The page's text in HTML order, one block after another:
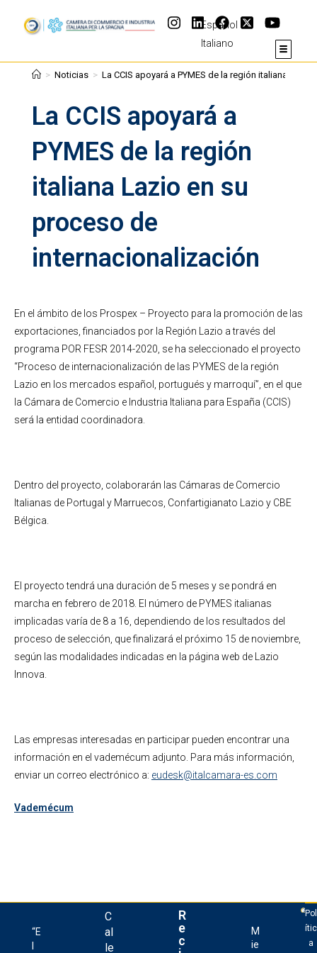
Español
Italiano
La CCIS apoyará a
PYMES de la región
italiana Lazio en su
proceso de
internacionalización
> Noticias > La CCIS apoyará a PYMES de la región italiana
En el ámbito de los Prospex – Proyecto para la promoción de las
exportaciones, financiados por la Región Lazio a través del
programa POR FESR 2014-2020, se ha seleccionado el proyecto
“Proceso de internacionalización de las PYMES de la región
Lazio en los mercados español, portugués y marroquí”, en el que
la Cámara de Comercio e Industria Italiana para España (CCIS)
será la entidad coordinadora.
Dentro del proyecto, colaborarán las Cámaras de Comercio
Italianas de Portugal y Marruecos, Confartigianato Lazio y CBE
Bélgica.
El proyecto tendrá una duración de 5 meses y se pondrá en
marcha en febrero de 2018. El número de PYMES italianas
implicadas varía de 8 a 16, dependiendo de los resultados del
proceso de selección, que finalizará el próximo 15 de noviembre,
según las modalidades indicadas en la página web de Lazio
Innova.
Las empresas interesadas en participar pueden encontrar una
información en el vademécum adjunto. Para más información,
enviar un correo electrónico a: eudesk@italcamara-es.com
Vademécum
“E
C
al
le
R
e
c
M
ie
Pol
ític
a